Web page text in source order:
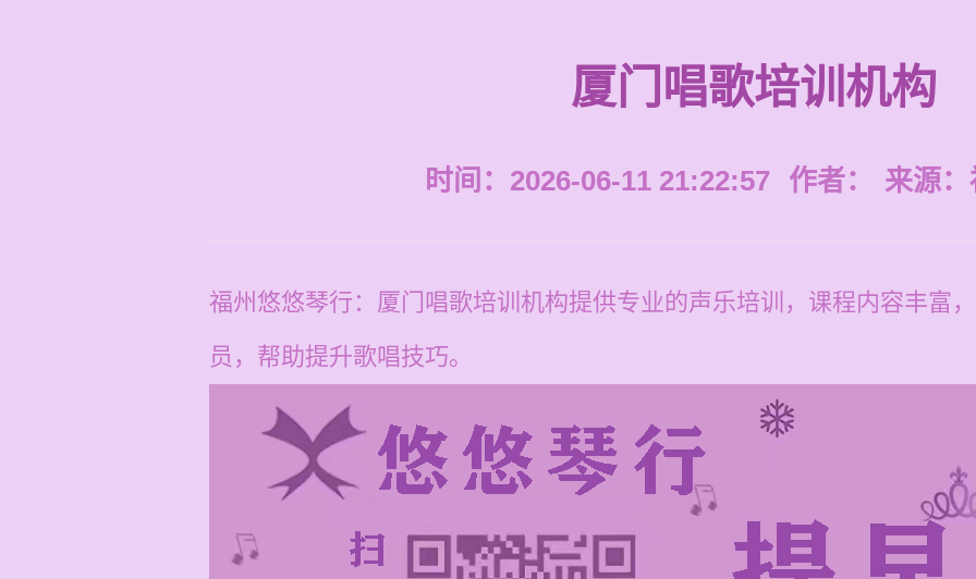
厦门唱歌培训机构
时间：2026-06-11 21:22:57 作者： 来源：
福州悠悠琴行：厦门唱歌培训机构提供专业的声乐培训，课程内容丰富
员，帮助提升歌唱技巧。